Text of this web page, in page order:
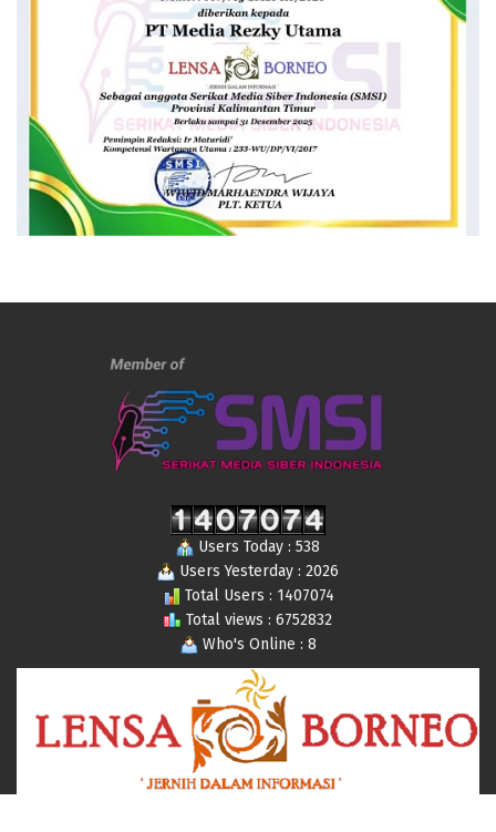
Users Today : 538
Users Yesterday : 2026
Total Users : 1407074
Total views : 6752832
Who's Online : 8